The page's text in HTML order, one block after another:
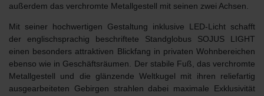
außerdem das verchromte Metallgestell mit seinen zwei Achsen.
Mit seiner hochwertigen Gestaltung inklusive LED-Licht schafft
der englischsprachig beschriftete Standglobus SOJUS LIGHT
einen besonders attraktiven Blickfang in privaten Wohnbereichen
ebenso wie in Geschäftsräumen. Der stabile Fuß, das verchromte
Metallgestell und die glänzendeWeltkugel mit ihren reliefartig
ausgearbeiteten Gebirgen strahlen dabei maximale Exklusivität